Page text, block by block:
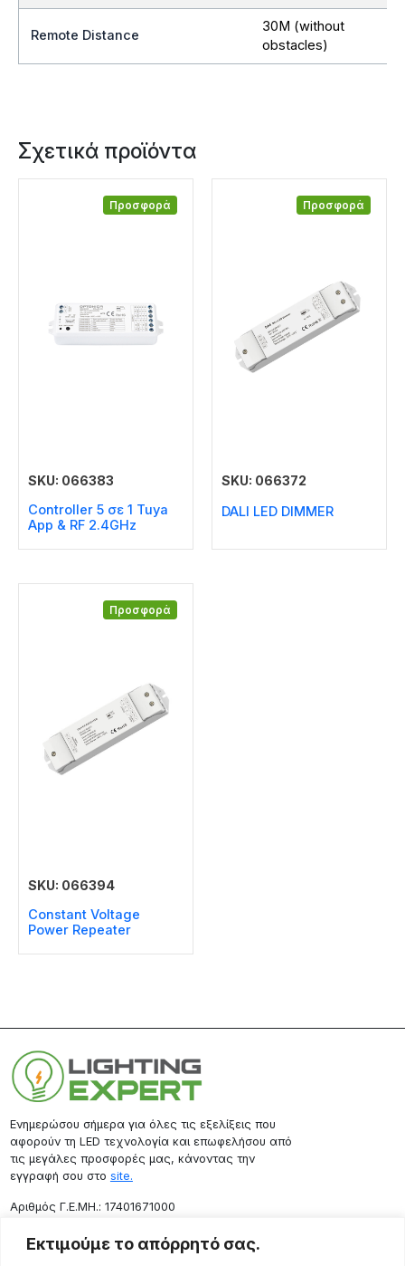
Εκτιμούμε το απόρρητό σας.
Remote Distance
30M (without
obstacles)
Σχετικά προϊόντα
Προσφορά
SKU: 066383
Controller 5 σε 1 Tuya
Αpp & RF 2.4GHz
Προσφορά
SKU: 066372
DALI LED DIMMER
Προσφορά
SKU: 066394
Constant Voltage
Power Repeater
Ενημερώσου σήμερα για όλες τις εξελίξεις που
αφορούν τη LED τεχνολογία και επωφελήσου από
τις μεγάλες προσφορές μας, κάνοντας την
εγγραφή σου στο site.
Aριθμός Γ.Ε.ΜΗ.: 17401671000
Επικοινωνία